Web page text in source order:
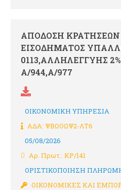
ΑΠΟΔΟΣΗ ΚΡΑΤΗΣΕΩΝ
ΕΙΣΟΔΗΜΑΤΟΣ
0113,ΑΛΛΗΛΕΓΓΥΗΣ
Α/944,Α/977
ΟΙΚΟΝΟΜΙΚΗ ΥΠΗΡΕΣΙΑ
ΑΔΑ: ΨΒΩΟΩΨ2-ΛΤ6
05/08/2026
Αρ. Πρωτ.: ΚΡ/141
ΟΡΙΣΤΙΚΟΠΟΙΗΣΗ
ΟΙΚΟΝΟΜΙΚΕΣ ΚΑΙ